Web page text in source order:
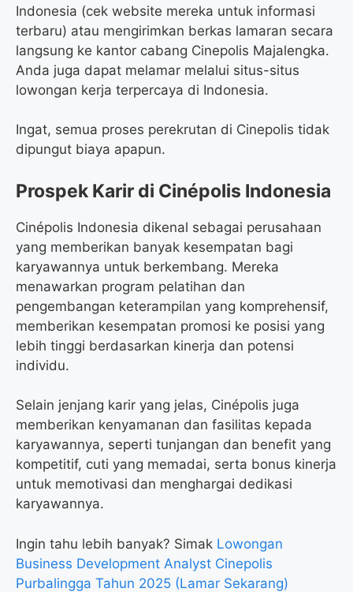
Indonesia (cek website mereka untuk informasi
terbaru) atau mengirimkan berkas lamaran secara
langsung ke kantor cabang Cinepolis Majalengka.
Anda juga dapat melamar melalui situs-situs
lowongan kerja terpercaya di Indonesia.
Ingat, semua proses perekrutan di Cinepolis tidak
dipungut biaya apapun.
Prospek Karir di Cinépolis Indonesia
Cinépolis Indonesia dikenal sebagai perusahaan
yang memberikan banyak kesempatan bagi
karyawannya untuk berkembang. Mereka
menawarkan program pelatihan dan
pengembangan keterampilan yang komprehensif,
memberikan kesempatan promosi ke posisi yang
lebih tinggi berdasarkan kinerja dan potensi
individu.
Selain jenjang karir yang jelas, Cinépolis juga
memberikan kenyamanan dan fasilitas kepada
karyawannya, seperti tunjangan dan benefit yang
kompetitif, cuti yang memadai, serta bonus kinerja
untuk memotivasi dan menghargai dedikasi
karyawannya.
Ingin tahu lebih banyak? Simak Lowongan
Business Development Analyst Cinepolis
Purbalingga Tahun 2025 (Lamar Sekarang)